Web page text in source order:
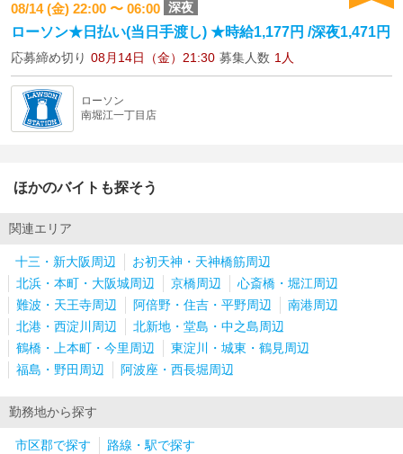
08/14 (金) 22:00 〜 06:00 深夜
ローソン★日払い(当日手渡し) ★時給1,177円 /深夜1,471円
応募締め切り 08月14日（金）21:30 募集人数 1人
ローソン
南堀江一丁目店
ほかのバイトも探そう
関連エリア
十三・新大阪周辺
お初天神・天神橋筋周辺
北浜・本町・大阪城周辺
京橋周辺
心斎橋・堀江周辺
難波・天王寺周辺
阿倍野・住吉・平野周辺
南港周辺
北港・西淀川周辺
北新地・堂島・中之島周辺
鶴橋・上本町・今里周辺
東淀川・城東・鶴見周辺
福島・野田周辺
阿波座・西長堀周辺
勤務地から探す
市区郡で探す 路線・駅で探す